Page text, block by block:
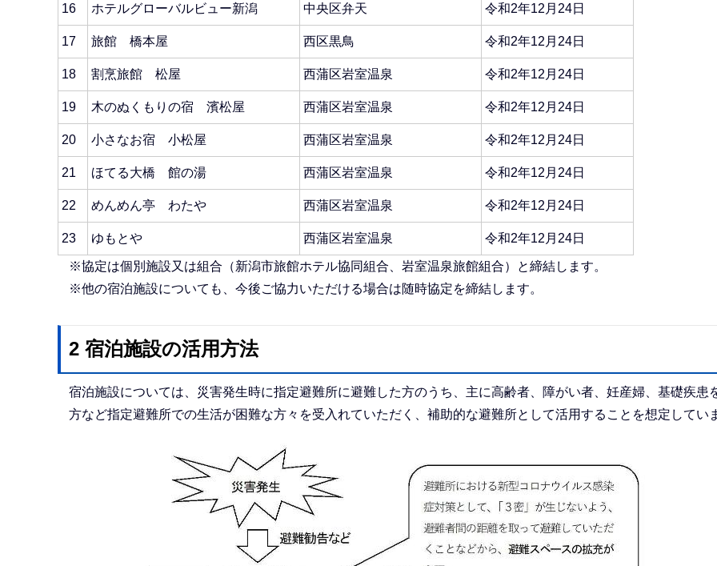
16 ホテルグローバルビュー新潟 中央区弁天 令和2年12月24日
17 旅館 橋本屋 西区黒鳥 令和2年12月24日
18 割烹旅館 松屋 西蒲区岩室温泉 令和2年12月24日
19 木のぬくもりの宿 濱松屋 西蒲区岩室温泉 令和2年12月24日
20 小さなお宿 小松屋 西蒲区岩室温泉 令和2年12月24日
21 ほてる大橋 館の湯 西蒲区岩室温泉 令和2年12月24日
22 めんめん亭 わたや 西蒲区岩室温泉 令和2年12月24日
23 ゆもとや 西蒲区岩室温泉 令和2年12月24日
※協定は個別施設又は組合（新潟市旅館ホテル協同組合、岩室温泉旅館組合）と締結します。
※他の宿泊施設についても、今後ご協力いただける場合は随時協定を締結します。
2 宿泊施設の活用方法
宿泊施設については、災害発生時に指定避難所に避難した方のうち、主に高齢者、障がい者、妊産婦、基礎疾患
方など指定避難所での生活が困難な方々を受入れていただく、補助的な避難所として活用することを想定してい